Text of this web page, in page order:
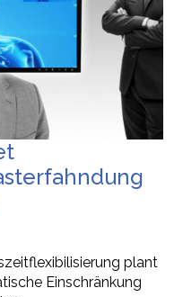
plant
Einschränkung